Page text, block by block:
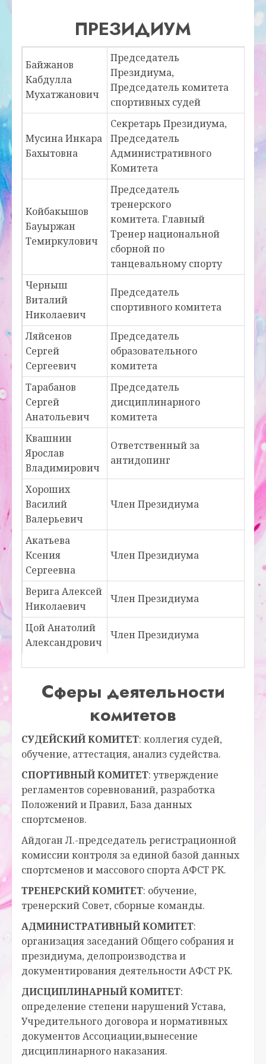
ПРЕЗИДИУМ
Байжанов
Кабдулла
Мухатжанович
Председатель
Президиума,
Председатель комитета
спортивных судей
Мусина Инкара
Бахытовна
Секретарь Президиума,
Председатель
Административного
Комитета
Койбакышов
Бауыржан
Темиркулович
Председатель
тренерского
комитета. Главный
Тренер национальной
сборной по
танцевальному спорту
Черныш
Виталий
Николаевич
Председатель
спортивного комитета
Ляйсенов
Сергей
Сергеевич
Председатель
образовательного
комитета
Тарабанов
Сергей
Анатольевич
Председатель
дисциплинарного
комитета
Квашнин
Ярослав
Владимирович
Ответственный за
антидопинг
Хороших
Василий
Валерьевич
Член Президиума
Акатьева
Ксения
Сергеевна
Член Президиума
Верига Алексей
Николаевич
Член Президиума
Цой Анатолий
Александрович
Член Президиума
Сферы деятельности
комитетов
СУДЕЙСКИЙ КОМИТЕТ: коллегия судей,
обучение, аттестация, анализ судейства.
СПОРТИВНЫЙ КОМИТЕТ: утверждение
регламентов соревнований, разработка
Положений и Правил, База данных
спортсменов.
Айдоган Л.-председатель регистрационной
комиссии контроля за единой базой данных
спортсменов и массового спорта АФСТ РК.
ТРЕНЕРСКИЙ КОМИТЕТ: обучение,
тренерский Совет, сборные команды.
АДМИНИСТРАТИВНЫЙ КОМИТЕТ:
организация заседаний Общего собрания и
президиума, делопроизводства и
документирования деятельности АФСТ РК.
ДИСЦИПЛИНАРНЫЙ КОМИТЕТ:
определение степени нарушений Устава,
Учредительного договора и нормативных
документов Ассоциации,вынесение
дисциплинарного наказания.